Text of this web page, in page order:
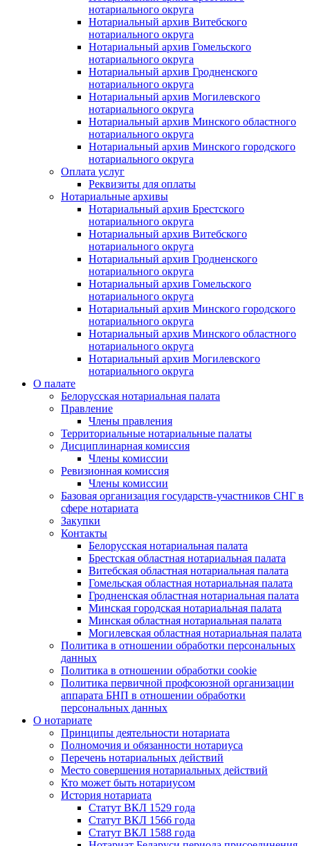
нотариального округа
Нотариальный архив Витебского
нотариального округа
Нотариальный архив Гомельского
нотариального округа
Нотариальный архив Гродненского
нотариального округа
Нотариальный архив Могилевского
нотариального округа
Нотариальный архив Минского областного
нотариального округа
Нотариальный архив Минского городского
нотариального округа
Оплата услуг
Реквизиты для оплаты
Нотариальные архивы
Нотариальный архив Брестского
нотариального округа
Нотариальный архив Витебского
нотариального округа
Нотариальный архив Гродненского
нотариального округа
Нотариальный архив Гомельского
нотариального округа
Нотариальный архив Минского городского
нотариального округа
Нотариальный архив Минского областного
нотариального округа
Нотариальный архив Могилевского
нотариального округа
О палате
Белорусская нотариальная палата
Правление
Члены правления
Территориальные нотариальные палаты
Дисциплинарная комиссия
Члены комиссии
Ревизионная комиссия
Члены комиссии
Базовая организация государств-участников СНГ в
сфере нотариата
Закупки
Контакты
Белорусская нотариальная палата
Брестская областная нотариальная палата
Витебская областная нотариальная палата
Гомельская областная нотариальная палата
Гродненская областная нотариальная палата
Минская городская нотариальная палата
Минская областная нотариальная палата
Могилевская областная нотариальная палата
Политика в отношении обработки персональных
данных
Политика в отношении обработки cookie
Политика первичной профсоюзной организации
аппарата БНП в отношении обработки
персональных данных
О нотариате
Принципы деятельности нотариата
Полномочия и обязанности нотариуса
Перечень нотариальных действий
Место совершения нотариальных действий
Кто может быть нотариусом
История нотариата
Статут ВКЛ 1529 года
Статут ВКЛ 1566 года
Статут ВКЛ 1588 года